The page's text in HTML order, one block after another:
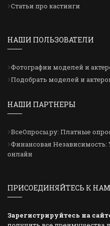
Статьи про кастинги
НАШИ ПОЛЬЗОВАТЕЛИ
Фотографии моделей и
Подобрать моделей и
НАШИ ПАРТНЕРЫ
ВсеОпросы.ру: Платные
Финансовая
онлайн
ПРИСОЕДИНЯЙТЕСЬ К НАМ
Зарегистрируйтесь на